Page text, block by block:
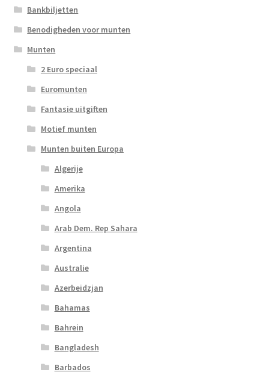
Bankbiljetten
Benodigheden voor munten
Munten
2 Euro speciaal
Euromunten
Fantasie uitgiften
Motief munten
Munten buiten Europa
Algerije
Amerika
Angola
Arab Dem. Rep Sahara
Argentina
Australie
Azerbeidzjan
Bahamas
Bahrein
Bangladesh
Barbados